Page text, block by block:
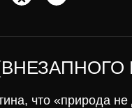
что «природа